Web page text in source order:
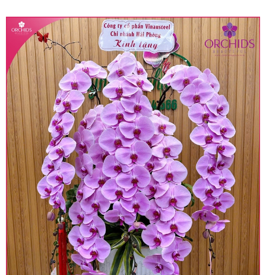
• Giá trên được miễn ship giao trong nội thành,
miễn phí in thiệp - banner theo yêu cầu khách
hàng.
• Beautiful Orchids liên kết với các cửa hàng
trên toàn quốc để phục vụ giao hoa tận nơi, mỗi
khu vực sẽ có mức giá khác nhau (tùy vào chi
phí mặt bằng, nguyên vật liệu,..) nên giá có thể sẽ
thay đổi so với giá niêm yết trên website. Khách
hàng ở Tỉnh thành khác vui lòng chủ động hỏi lại
giá trước khi đặt hàng, shop sẽ chủ động báo giá
chính xác khi có địa chỉ giao hàng cụ thể.